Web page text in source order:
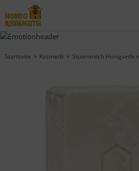
Startseite Kosmetik Stutenmilch Honigseife